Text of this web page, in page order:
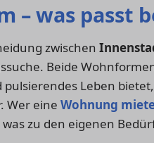
– was passt
zwischen
Beide
pulsierendes Leben
Wer eine Wohnung
zu den eigenen